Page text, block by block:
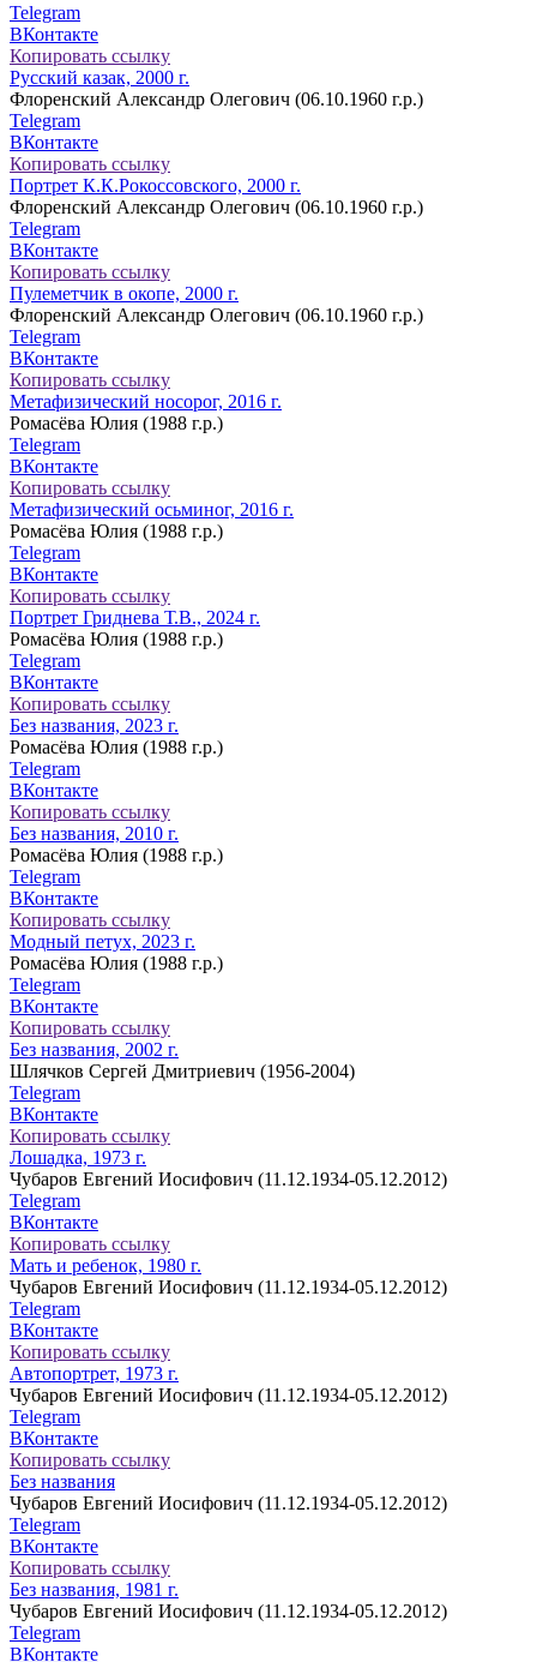
Telegram
ВКонтакте
Копировать ссылку
Русский казак, 2000 г.
Флоренский Александр Олегович (06.10.1960 г.р.)
Telegram
ВКонтакте
Копировать ссылку
Портрет К.К.Рокоссовского, 2000 г.
Флоренский Александр Олегович (06.10.1960 г.р.)
Telegram
ВКонтакте
Копировать ссылку
Пулеметчик в окопе, 2000 г.
Флоренский Александр Олегович (06.10.1960 г.р.)
Telegram
ВКонтакте
Копировать ссылку
Метафизический носорог, 2016 г.
Ромасёва Юлия (1988 г.р.)
Telegram
ВКонтакте
Копировать ссылку
Метафизический осьминог, 2016 г.
Ромасёва Юлия (1988 г.р.)
Telegram
ВКонтакте
Копировать ссылку
Портрет Гриднева Т.В., 2024 г.
Ромасёва Юлия (1988 г.р.)
Telegram
ВКонтакте
Копировать ссылку
Без названия, 2023 г.
Ромасёва Юлия (1988 г.р.)
Telegram
ВКонтакте
Копировать ссылку
Без названия, 2010 г.
Ромасёва Юлия (1988 г.р.)
Telegram
ВКонтакте
Копировать ссылку
Модный петух, 2023 г.
Ромасёва Юлия (1988 г.р.)
Telegram
ВКонтакте
Копировать ссылку
Без названия, 2002 г.
Шлячков Сергей Дмитриевич (1956-2004)
Telegram
ВКонтакте
Копировать ссылку
Лошадка, 1973 г.
Чубаров Евгений Иосифович (11.12.1934-05.12.2012)
Telegram
ВКонтакте
Копировать ссылку
Мать и ребенок, 1980 г.
Чубаров Евгений Иосифович (11.12.1934-05.12.2012)
Telegram
ВКонтакте
Копировать ссылку
Автопортрет, 1973 г.
Чубаров Евгений Иосифович (11.12.1934-05.12.2012)
Telegram
ВКонтакте
Копировать ссылку
Без названия
Чубаров Евгений Иосифович (11.12.1934-05.12.2012)
Telegram
ВКонтакте
Копировать ссылку
Без названия, 1981 г.
Чубаров Евгений Иосифович (11.12.1934-05.12.2012)
Telegram
ВКонтакте